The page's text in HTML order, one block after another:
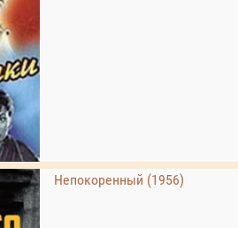
Непокоренный (1956)